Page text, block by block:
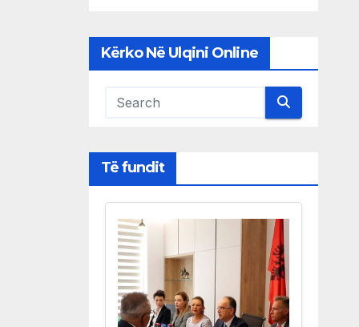
Kërko Në Ulqini Online
Të fundit